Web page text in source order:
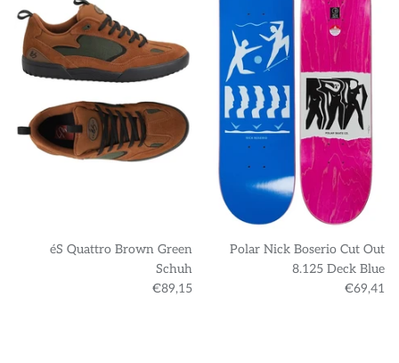
éS Quattro Brown Green
Schuh
€89,15
Polar Nick Boserio Cut Out
8.125 Deck Blue
€69,41